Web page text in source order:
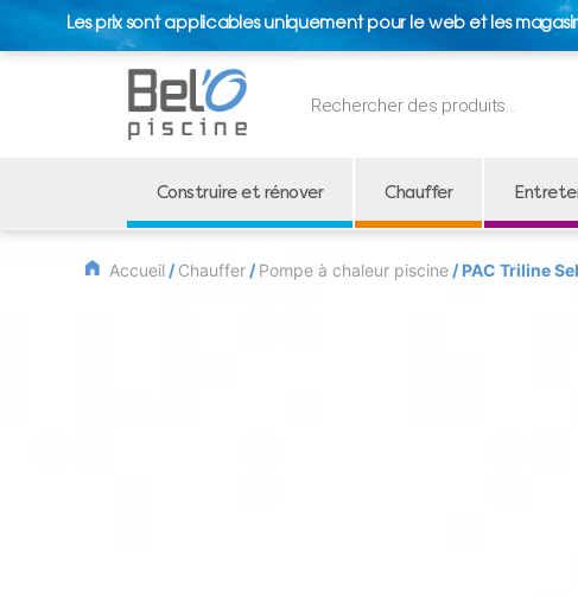
Les prix sont applicables uniquement pour le web et les
de
Construire et rénover Chauffer
Accueil / Chauffer / Pompe à chaleur piscine / PAC Triline